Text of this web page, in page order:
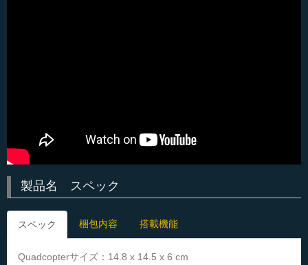
製品名 スペック
スペック 梱包内容 搭載機能
Quadcopterサイズ：14.8 x 14.5 x 6 cm